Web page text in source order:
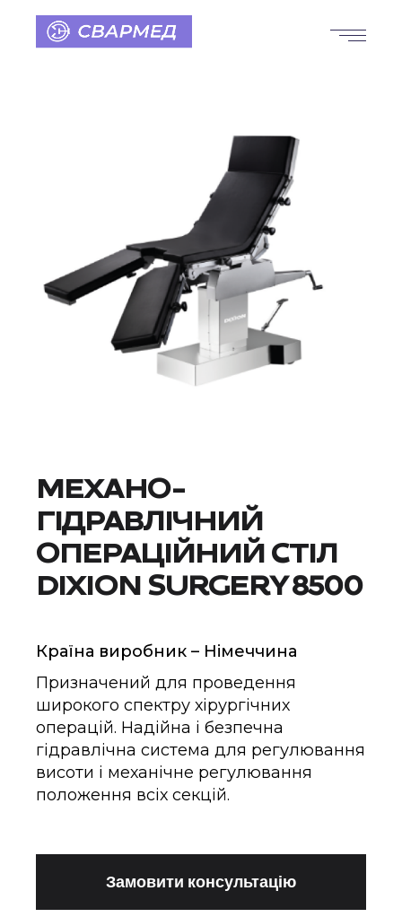
МЕХАНО-
ГІДРАВЛІЧНИЙ
ОПЕРАЦІЙНИЙ СТІЛ
DIXION SURGERY 8500
Країна виробник – Німеччина
Призначений для проведення
широкого спектру хірургічних
операцій. Надійна і безпечна
гідравлічна система для регулювання
висоти і механічне регулювання
положення всіх секцій.
Замовити консультацію